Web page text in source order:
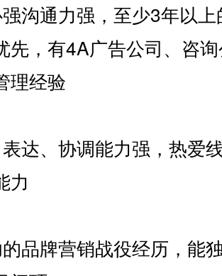
沟通力强，至少3年以
先，有4A广告公司、咨
理经验
达、协调能力强，热爱
力
品牌营销战役经历，能